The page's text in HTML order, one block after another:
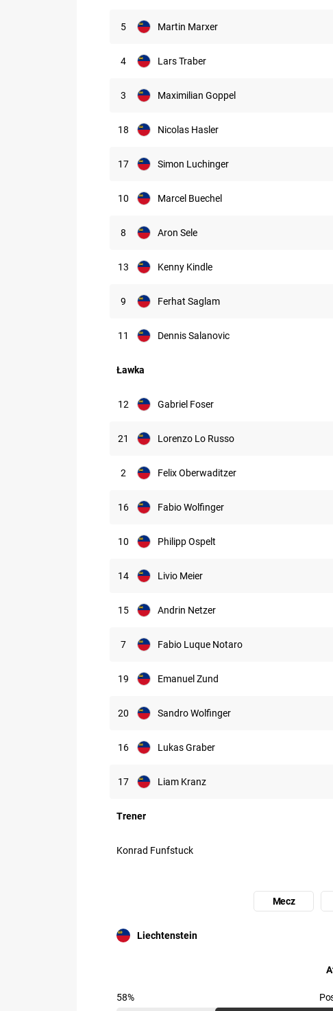
5 Martin Marxer
4 Lars Traber
3 Maximilian Goppel
18 Nicolas Hasler
17 Simon Luchinger
10 Marcel Buechel
8 Aron Sele
13 Kenny Kindle
9 Ferhat Saglam
11 Dennis Salanovic
Ławka
12 Gabriel Foser
21 Lorenzo Lo Russo
2 Felix Oberwaditzer
16 Fabio Wolfinger
10 Philipp Ospelt
14 Livio Meier
15 Andrin Netzer
7 Fabio Luque Notaro
19 Emanuel Zund
20 Sandro Wolfinger
16 Lukas Graber
17 Liam Kranz
Trener
Konrad Funfstuck
Mecz
Uczestnik: Liechtenstein
Liechtenstein
58%